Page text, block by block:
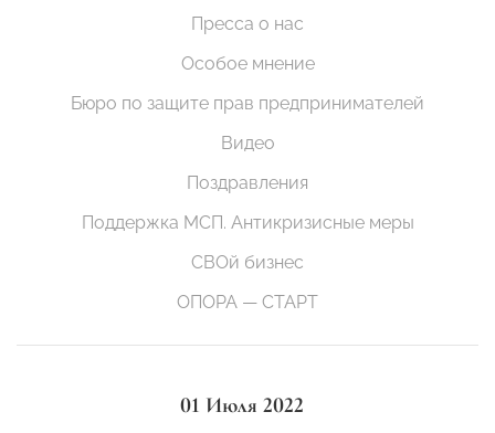
Пресса о нас
Особое мнение
Бюро по защите прав предпринимателей
Видео
Поздравления
Поддержка МСП. Антикризисные меры
СВОй бизнес
ОПОРА — СТАРТ
01 Июля 2022